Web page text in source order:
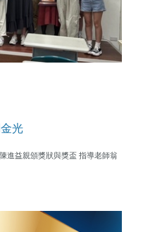
光
進益親頒獎狀與獎盃 指導老師翁